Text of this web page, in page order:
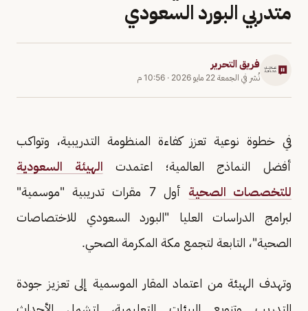
متدربي البورد السعودي
فريق التحرير
نُشر في الجمعة 22 مايو 2026 · 10:56 م
في خطوة نوعية تعزز كفاءة المنظومة التدريبية، وتواكب
أفضل النماذج العالمية؛ اعتمدت الهيئة السعودية
للتخصصات الصحية
أول 7 مقرات تدريبية "موسمية"
لبرامج الدراسات العليا "البورد السعودي للاختصاصات
الصحية"، التابعة لتجمع مكة المكرمة الصحي.
وتهدف الهيئة من اعتماد المقار الموسمية إلى تعزيز جودة